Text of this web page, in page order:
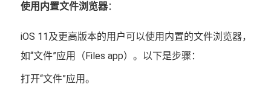
使用内置文件浏览器：
iOS 11及更高版本的用户可以使用内置的文件浏览器，
如“文件”应用（Files app）。以下是步骤：
打开“文件”应用。